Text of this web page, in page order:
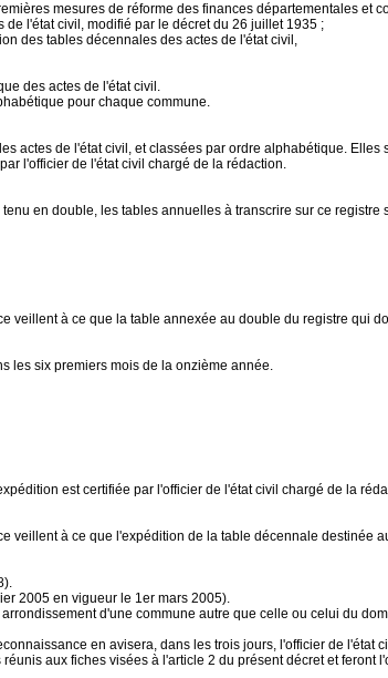
mesures de réforme des finances départementales et
l'état civil, modifié par le décret du 26 juillet 1935 ;
des tables décennales des actes de l'état civil,
des actes de l'état civil.
pour chaque commune.
actes de l'état civil, et classées par ordre alphabétique.
l'officier de l'état civil chargé de la rédaction.
en double, les tables annuelles à transcrire sur ce
veillent à ce que la table annexée au double du registre qui
les six premiers mois de la onzième année.
est certifiée par l'officier de l'état civil chargé de la
veillent à ce que l'expédition de la table décennale destinée
2005 en vigueur le 1er mars 2005).
d'une commune autre que celle ou celui du
en avisera, dans les trois jours, l'officier de
aux fiches visées à l'article 2 du présent décret et